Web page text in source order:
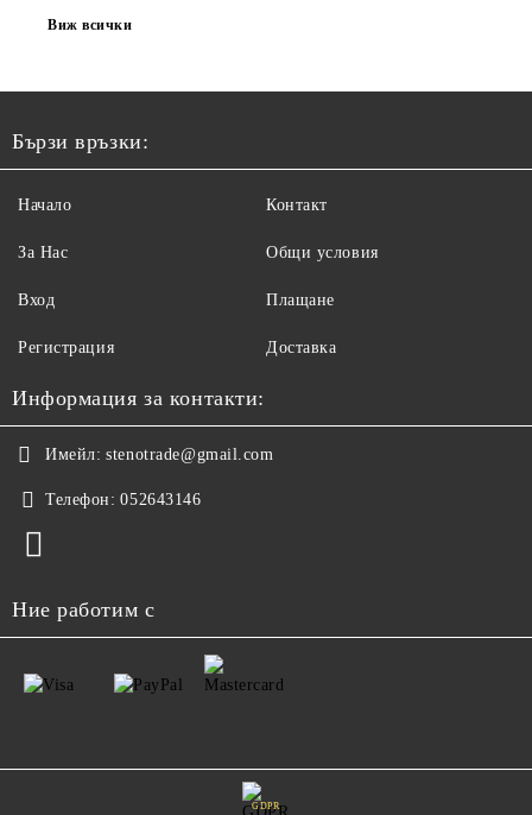
Виж всички
Бързи връзки:
Начало
За Нас
Вход
Регистрация
Контакт
Общи условия
Плащане
Доставка
Информация за контакти:
Имейл: stenotrade@gmail.com
Телефон: 052643146
Ние работим с
GDPR